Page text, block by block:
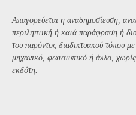
Απαγορεύεται η αναδημοσίευση,
περιληπτική ή κατά παράφραση ή
του παρόντος διαδικτυακού τόπου
μηχανικό, φωτοτυπικό ή άλλο,
εκδότη.